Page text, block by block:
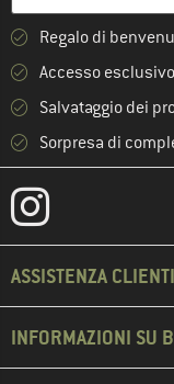
Regalo di
Accesso
Salvataggio dei
Sorpresa di
ASSISTENZA CLIENTI
INFORMAZIONI SU